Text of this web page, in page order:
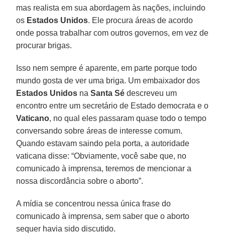
mas realista em sua abordagem às nações, incluindo
os Estados Unidos. Ele procura áreas de acordo
onde possa trabalhar com outros governos, em vez de
procurar brigas.
Isso nem sempre é aparente, em parte porque todo
mundo gosta de ver uma briga. Um embaixador dos
Estados Unidos naSanta Sé descreveu um
encontro entre um secretário de Estado democrata e o
Vaticano, no qual eles passaram quase todo o tempo
conversando sobre áreas de interesse comum.
Quando estavam saindo pela porta, a autoridade
vaticana disse: “Obviamente, você sabe que, no
comunicado à imprensa, teremos de mencionar a
nossa discordância sobre o aborto”.
A mídia se concentrou nessa única frase do
comunicado à imprensa, sem saber que o aborto
sequer havia sido discutido.